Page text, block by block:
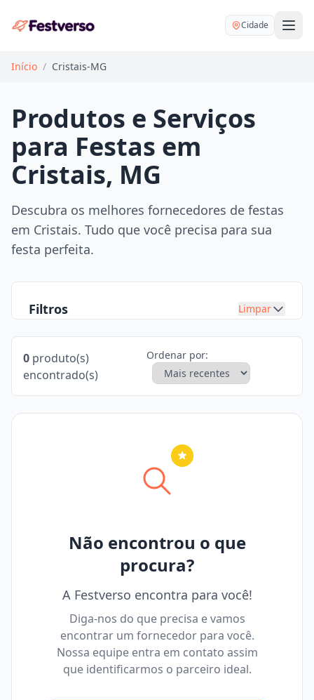
Cidade
Balões delivery
Decoração personalizada
Pegue e Monte
Festa na mesa
Mesas e cadeiras
Buffet
DJ
Início / Cristais-MG
Produtos e Serviços
para Festas em
Cristais, MG
Descubra os melhores fornecedores de festas
em Cristais. Tudo que você precisa para sua
festa perfeita.
Filtros Limpar
Máximo
0 produto(s)
encontrado(s)
Ordenar por:
Não encontrou o que
procura?
A Festverso encontra para você!
Diga-nos do que precisa e vamos
encontrar um fornecedor para você.
Nossa equipe entra em contato assim
que identificarmos o parceiro ideal.